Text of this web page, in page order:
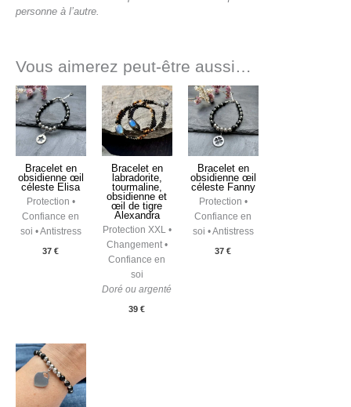
personne à l’autre.
Vous aimerez peut-être aussi…
Bracelet en
obsidienne œil
céleste Elisa
Protection •
Confiance en
soi • Antistress
37€
Bracelet en
labradorite,
tourmaline,
obsidienne et
œil de tigre
Alexandra
Protection XXL •
Changement •
Confiance en
soi
Doré ou argenté
39€
Bracelet en
obsidienne œil
céleste Fanny
Protection •
Confiance en
soi • Antistress
37€